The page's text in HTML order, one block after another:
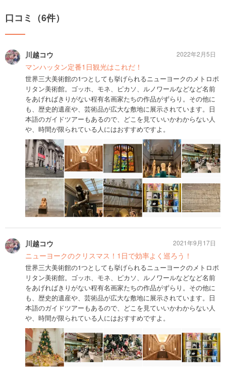
口コミ（6件）
川越コウ
マンハッタン定番1日観光はこれだ！
世界三大美術館の1つとしても挙げられるニューヨークのメトロポ
リタン美術館。ゴッホ、モネ、ピカソ、ルノワールなどなど名前
をあげればきりがない程有名画家たちの作品がずらり。その他に
も、歴史的遺産や、芸術品が広大な敷地に展示されています。日
本語のガイドツアーもあるので、どこを見ていいかわからない人
や、時間が限られている人にはおすすめですよ。
2022年2月5日
川越コウ
ニューヨークのクリスマス！1日で効率よく巡ろう！
世界三大美術館の1つとしても挙げられるニューヨークのメトロポ
リタン美術館。ゴッホ、モネ、ピカソ、ルノワールなどなど名前
をあげればきりがない程有名画家たちの作品がずらり。その他に
も、歴史的遺産や、芸術品が広大な敷地に展示されています。日
本語のガイドツアーもあるので、どこを見ていいかわからない人
や、時間が限られている人にはおすすめですよ。
2021年9月17日